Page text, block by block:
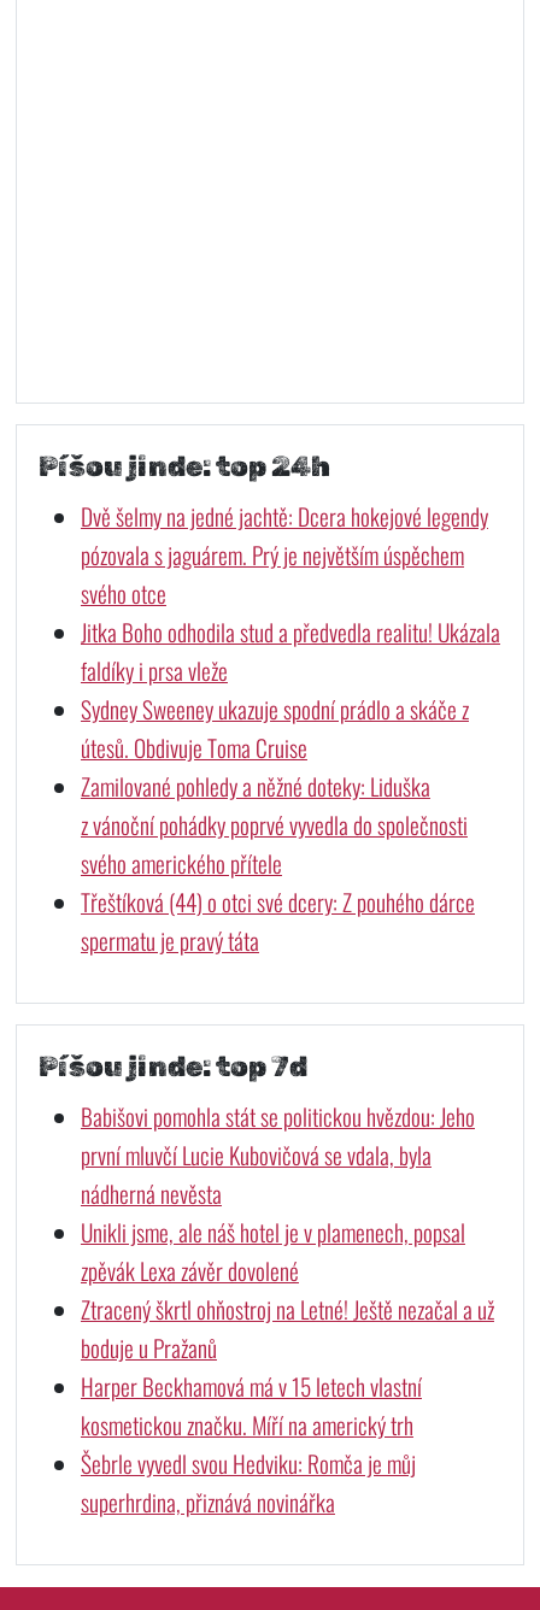
Píšou jinde: top 24h
Dvě šelmy na jedné jachtě: Dcera hokejové legendy
pózovala s jaguárem. Prý je největším úspěchem
svého otce
Jitka Boho odhodila stud a předvedla realitu! Ukázala
faldíky i prsa vleže
Sydney Sweeney ukazuje spodní prádlo a skáče z
útesů. Obdivuje Toma Cruise
Zamilované pohledy a něžné doteky: Liduška
z vánoční pohádky poprvé vyvedla do společnosti
svého amerického přítele
Třeštíková (44) o otci své dcery: Z pouhého dárce
spermatu je pravý táta
Píšou jinde: top 7d
Babišovi pomohla stát se politickou hvězdou: Jeho
první mluvčí Lucie Kubovičová se vdala, byla
nádherná nevěsta
Unikli jsme, ale náš hotel je v plamenech, popsal
zpěvák Lexa závěr dovolené
Ztracený škrtl ohňostroj na Letné! Ještě nezačal a už
boduje u Pražanů
Harper Beckhamová má v 15 letech vlastní
kosmetickou značku. Míří na americký trh
Šebrle vyvedl svou Hedviku: Romča je můj
superhrdina, přiznává novinářka